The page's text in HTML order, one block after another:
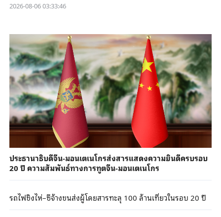
2026-08-06 03:33:46
ประธานาธิบดีจีน-มอนเตเนโกรส่งสารแสดงความยินดีครบรอบ
20 ปี ความสัมพันธ์ทางการทูตจีน-มอนเตเนโกร
รถไฟชิงไห่–ซีจ้างขนส่งผู้โดยสารทะลุ 100 ล้านเที่ยวในรอบ 20 ปี